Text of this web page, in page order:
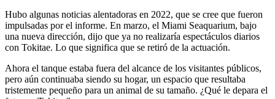
Hubo algunas noticias alentadoras en 2022, que se cree que fueron
impulsadas por el informe. En marzo, el Miami Seaquarium, bajo
una nueva dirección, dijo que ya no realizaría espectáculos diarios
con Tokitae. Lo que significa que se retiró de la actuación.
Ahora el tanque estaba fuera del alcance de los visitantes públicos,
pero aún continuaba siendo su hogar, un espacio que resultaba
tristemente pequeño para un animal de su tamaño. ¿Qué le depara el